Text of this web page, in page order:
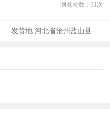
浏览次数： 31 次
发货地:河北省沧州盐山县